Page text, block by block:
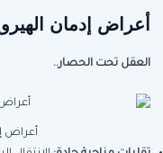
أعراض إدمان
العقل تحت الحصار..
أعراض